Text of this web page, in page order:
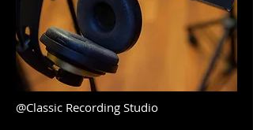
@Classic Recording Studio